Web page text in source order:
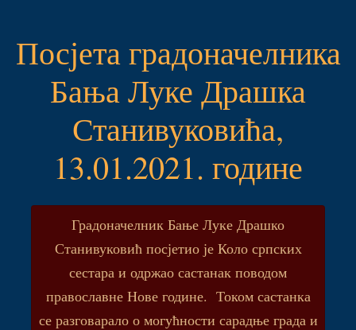
Посјета градоначелника
Бања Луке Драшка
Станивуковића,
13.01.2021. године
Градоначелник Бање Луке Драшко
Станивуковић посјетио је Коло српских
сестара и одржао састанак поводом
православне Нове године. Током састанка
се разговарало о могућности сарадње града и